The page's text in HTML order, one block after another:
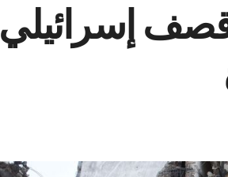
إسرائيلي